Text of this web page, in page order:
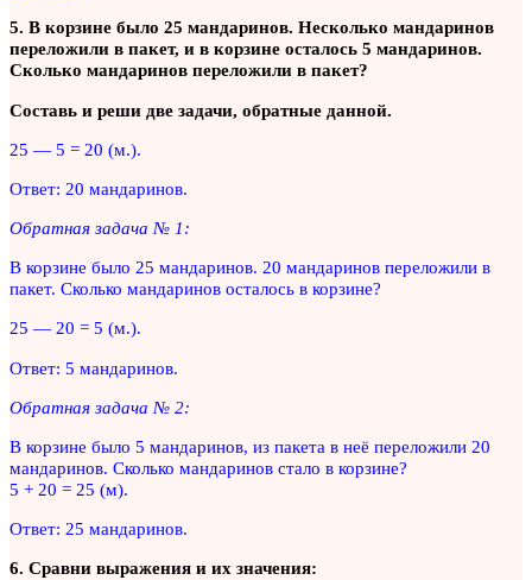
5. В корзине было 25 мандаринов. Несколько мандаринов
переложили в пакет, и в корзине осталось 5 мандаринов.
Сколько мандаринов переложили в пакет?
Составь и реши две задачи, обратные данной.
25 — 5 = 20 (м.).
Ответ: 20 мандаринов.
Обратная задача № 1:
В корзине было 25 мандаринов. 20 мандаринов переложили в
пакет. Сколько мандаринов осталось в корзине?
25 — 20 = 5 (м.).
Ответ: 5 мандаринов.
Обратная задача № 2:
В корзине было 5 мандаринов, из пакета в неё переложили 20
мандаринов. Сколько мандаринов стало в корзине?
5 + 20 = 25 (м).
Ответ: 25 мандаринов.
6. Сравни выражения и их значения: